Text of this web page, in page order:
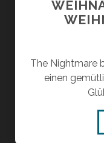
The Nightmare
einen